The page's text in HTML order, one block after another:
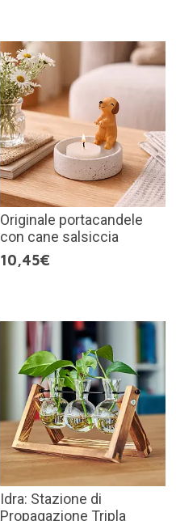
Originale portacandele
con cane salsiccia
10,45€
Idra: Stazione di
Propagazione Tripla